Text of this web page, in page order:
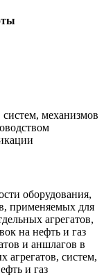
механизмов
оборудования,
применяемых для
агрегатов,
на нефть и газ
и аншлагов в
агрегатов, систем,
и газ